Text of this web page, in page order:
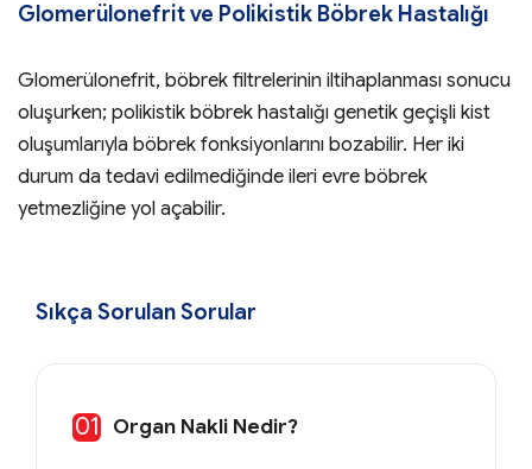
Glomerülonefrit ve Polikistik Böbrek Hastalığı
Glomerülonefrit, böbrek filtrelerinin iltihaplanması sonucu
oluşurken; polikistik böbrek hastalığı genetik geçişli kist
oluşumlarıyla böbrek fonksiyonlarını bozabilir. Her iki
durum da tedavi edilmediğinde ileri evre böbrek
yetmezliğine yol açabilir.
Sıkça Sorulan Sorular
01 Organ Nakli Nedir?